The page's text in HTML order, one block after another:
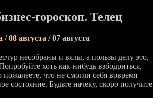
гороскоп. Телец
/08 августа / 07 августа
несобраны и вялы, а пользы делу это,
хоть как-нибудь взбодриться,
что не смогли себя вовремя
состояние. Будьте начеку, скоро получите